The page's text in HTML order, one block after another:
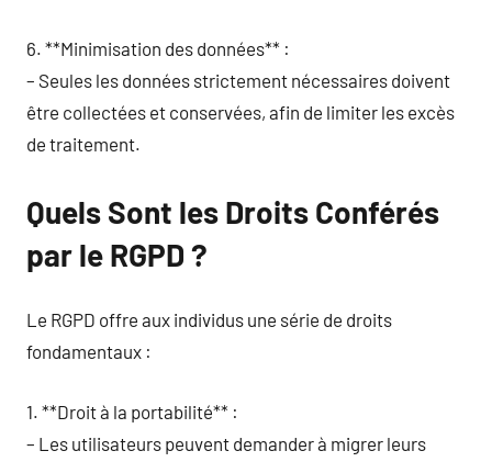
6. **Minimisation des données** :
– Seules les données strictement nécessaires doivent
être collectées et conservées, afin de limiter les excès
de traitement.
Quels Sont les Droits Conférés
par le RGPD ?
Le RGPD offre aux individus une série de droits
fondamentaux :
1. **Droit à la portabilité** :
– Les utilisateurs peuvent demander à migrer leurs